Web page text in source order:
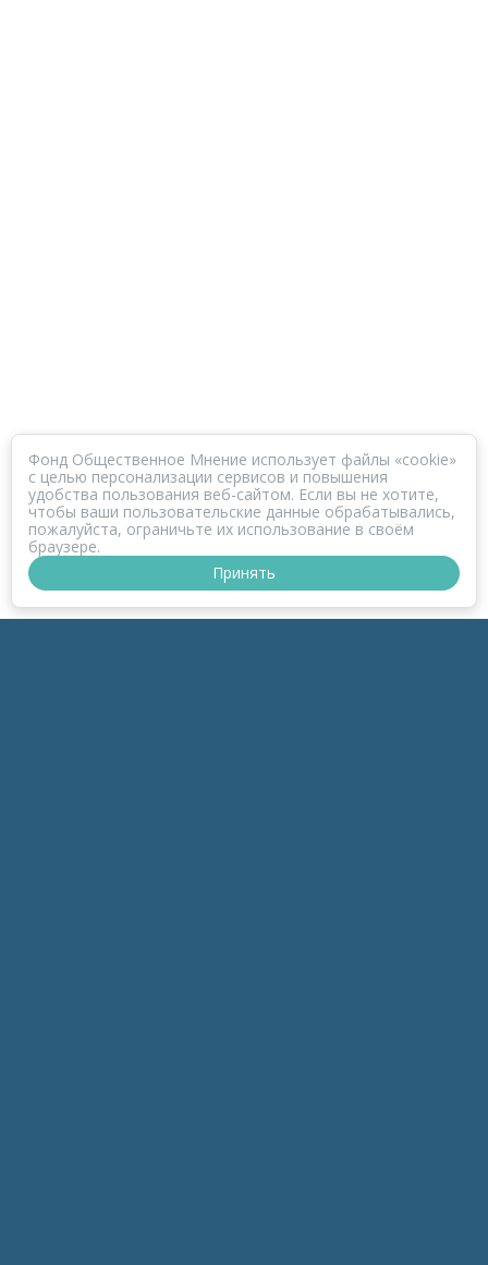
Фонд Общественное Мнение использует файлы «cookie»
с целью персонализации сервисов и повышения
удобства пользования веб-сайтом. Если вы не хотите,
чтобы ваши пользовательские данные обрабатывались,
пожалуйста, ограничьте их использование в своём
браузере.
Принять